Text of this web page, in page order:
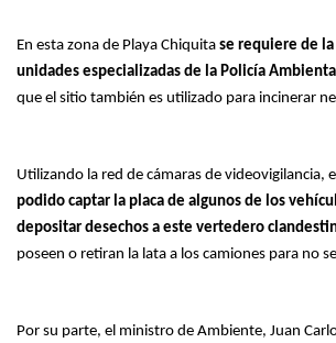
En esta zona de Playa Chiquita se requiere de
unidades especializadas de la Policía
que el sitio también es utilizado para incinerar
Utilizando la red de cámaras de videovigilancia,
podido captar la placa de algunos de los
depositar desechos a este vertedero
poseen o retiran la lata a los camiones para no
Por su parte, el ministro de Ambiente, Juan